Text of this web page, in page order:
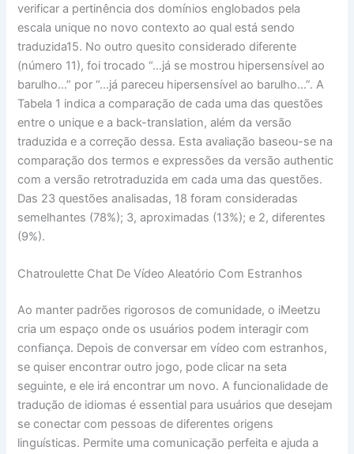
verificar a pertinência dos domínios englobados pela
escala unique no novo contexto ao qual está sendo
traduzida15. No outro quesito considerado diferente
(número 11), foi trocado “…já se mostrou hipersensível ao
barulho…” por “…já pareceu hipersensível ao barulho…”. A
Tabela 1 indica a comparação de cada uma das questões
entre o unique e a back-translation, além da versão
traduzida e a correção dessa. Esta avaliação baseou-se na
comparação dos termos e expressões da versão authentic
com a versão retrotraduzida em cada uma das questões.
Das 23 questões analisadas, 18 foram consideradas
semelhantes (78%); 3, aproximadas (13%); e 2, diferentes
(9%).
Chatroulette Chat De Vídeo Aleatório Com Estranhos
Ao manter padrões rigorosos de comunidade, o iMeetzu
cria um espaço onde os usuários podem interagir com
confiança. Depois de conversar em vídeo com estranhos,
se quiser encontrar outro jogo, pode clicar na seta
seguinte, e ele irá encontrar um novo. A funcionalidade de
tradução de idiomas é essential para usuários que desejam
se conectar com pessoas de diferentes origens
linguísticas. Permite uma comunicação perfeita e ajuda a